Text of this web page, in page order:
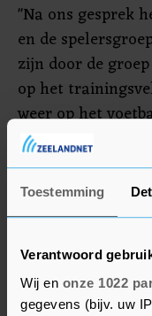
Toestemming
Verantwoord
Wij en onze 1022
gegevens (bijv. uw
"Na ons gesprek
en de
zijn door de
op het
weer op het
Heracles maakte
Water de
Zondag speelt